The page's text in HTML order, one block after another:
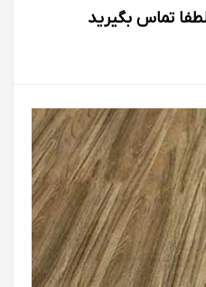
تماس بگیرید